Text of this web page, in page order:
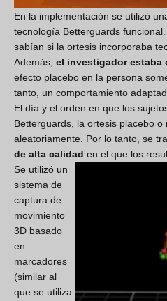
En la implementación se utilizó
tecnología Betterguards
sabían si la ortesis incorporaba
Además, el investigador estaba
efecto placebo en la persona
tanto, un comportamiento
El día y el orden en que los
Betterguards, la ortesis placebo
aleatoriamente. Por lo tanto, se
de alta calidad en el que los
Se utilizó un
sistema de
captura de
movimiento
3D basado
en
marcadores
(similar al
que se utiliza